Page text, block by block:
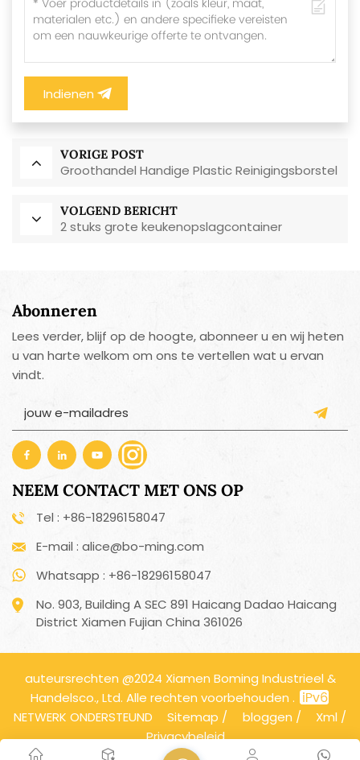
Indienen
VORIGE POST
Groothandel Handige Plastic Reinigingsborstel
VOLGEND BERICHT
2 stuks grote keukenopslagcontainer
Abonneren
Lees verder, blijf op de hoogte, abonneer u en wij heten
u van harte welkom om ons te vertellen wat u ervan
vindt.
NEEM CONTACT MET ONS OP
Tel : +86-18296158047
E-mail : alice@bo-ming.com
Whatsapp : +86-18296158047
No. 903, Building A SEC 891 Haicang Dadao Haicang
District Xiamen Fujian China 361026
auteursrechten @2024 Xiamen Boming Industrieel &
Handelsco., Ltd. Alle rechten voorbehouden .
NETWERK ONDERSTEUND
Sitemap / bloggen / Xml /
Privacybeleid